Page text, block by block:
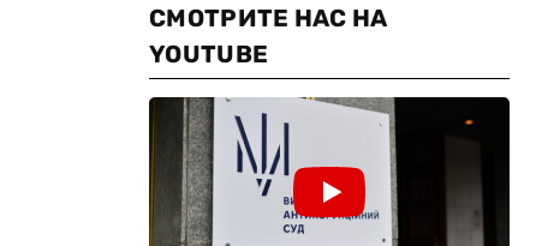
СМОТРИТЕ НАС НА
YOUTUBE